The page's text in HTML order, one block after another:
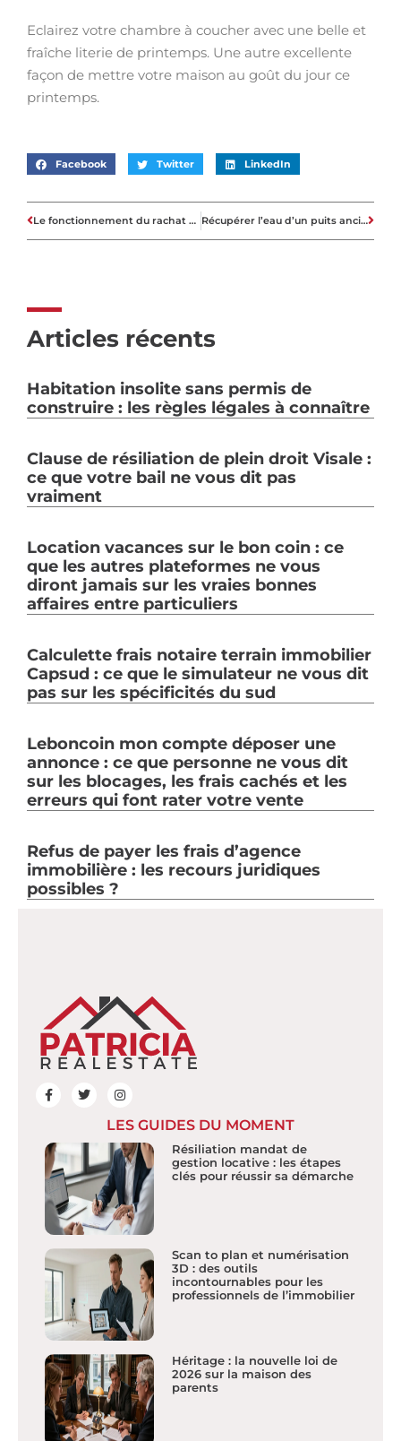
Eclairez votre chambre à coucher avec une belle et
fraîche literie de printemps. Une autre excellente
façon de mettre votre maison au goût du jour ce
printemps.
Facebook Twitter LinkedIn
Le fonctionnement du rachat de crédit Récupérer l’eau d’un puits ancien: quelle pompe de surface choisir?
Articles récents
Habitation insolite sans permis de
construire : les règles légales à connaître
Clause de résiliation de plein droit Visale :
ce que votre bail ne vous dit pas
vraiment
Location vacances sur le bon coin : ce
que les autres plateformes ne vous
diront jamais sur les vraies bonnes
affaires entre particuliers
Calculette frais notaire terrain immobilier
Capsud : ce que le simulateur ne vous dit
pas sur les spécificités du sud
Leboncoin mon compte déposer une
annonce : ce que personne ne vous dit
sur les blocages, les frais cachés et les
erreurs qui font rater votre vente
Refus de payer les frais d’agence
immobilière : les recours juridiques
possibles ?
LES GUIDES DU MOMENT
Résiliation mandat de
gestion locative : les étapes
clés pour réussir sa démarche
Scan to plan et numérisation
3D : des outils
incontournables pour les
professionnels de l’immobilier
Héritage : la nouvelle loi de
2026 sur la maison des
parents